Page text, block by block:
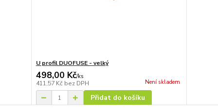
U profil DUOFUSE - velký
498,00 Kč/ks
411,57 Kč bez DPH Není skladem
Přidat do košíku